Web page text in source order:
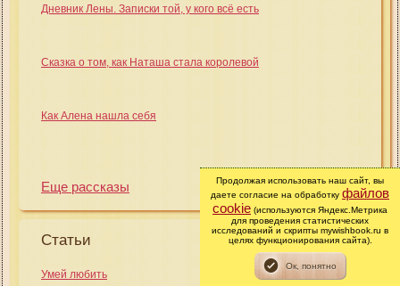
Дневник Лены. Записки той, у кого всё есть
Сказка о том, как Наташа стала королевой
Как Алена нашла себя
Еще рассказы
Статьи
Умей любить
Продолжая использовать наш сайт, вы
даете согласие на обработку файлов
cookie (используются Яндекс.Метрика
для проведения статистических
исследований и скрипты mywishbook.ru в
целях функционирования сайта).